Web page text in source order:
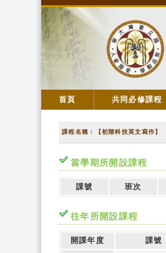
首頁 共同必修課程
課程名稱：【初階科技英文寫作】
當學期所開設課程
課號 班次
往年所開設課程
開課年度 課號